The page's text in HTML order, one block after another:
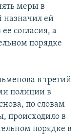
меры в
назначил ей
согласия, а
порядке
в третий
полиции в
по словам
происходило в
порядке в